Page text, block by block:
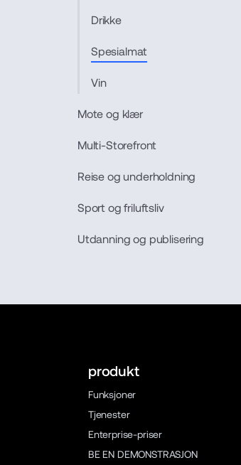
Drikke
Spesialmat
Vin
Mote og klær
Multi-Storefront
Reise og underholdning
Sport og friluftsliv
Utdanning og publisering
produkt
Funksjoner
Tjenester
Enterprise-priser
BE EN DEMONSTRASJON